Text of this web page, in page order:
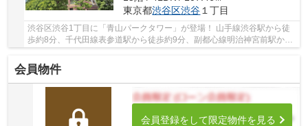
東京都渋谷区渋谷 １丁目
渋谷区渋谷1丁目に「青山パークタワー」が登場！ 山手線渋谷駅から徒
歩約8分、千代田線表参道駅から徒歩約9分、副都心線明治神宮前駅から
徒歩約11分。 10路線3駅利用可能な大変便利な...
会員物件
会員登録をして限定物件を見る